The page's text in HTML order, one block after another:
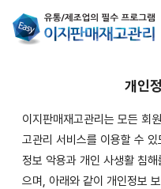
개인
이지판매재고관리는 모든 회
고관리 서비스를 이용할 수
정보 악용과 개인 사생활 침
으며, 아래와 같이 개인정보